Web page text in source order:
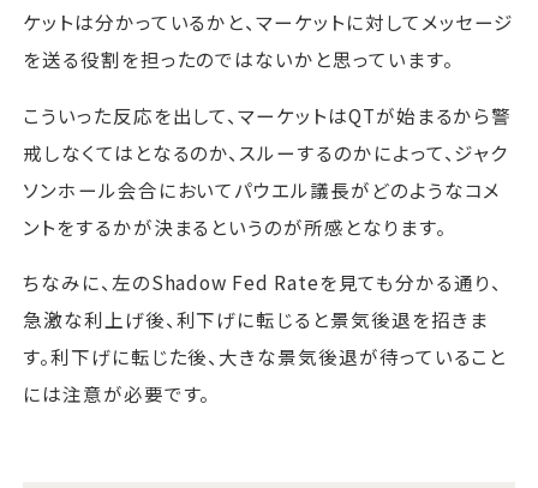
ケットは分かっているかと、マーケットに対してメッセージ
を送る役割を担ったのではないかと思っています。
こういった反応を出して、マーケットはQTが始まるから警
戒しなくてはとなるのか、スルーするのかによって、ジャク
ソンホール会合においてパウエル議長がどのようなコメ
ントをするかが決まるというのが所感となります。
ちなみに、左のShadow Fed Rateを見ても分かる通り、
急激な利上げ後、利下げに転じると景気後退を招きま
す。利下げに転じた後、大きな景気後退が待っていること
には注意が必要です。